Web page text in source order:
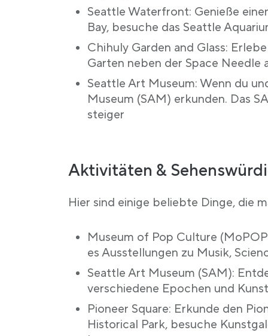
Seattle Waterfront: Genieße
Bay, besuche das Seattle
Chihuly Garden and Glass:
Garten neben der Space Needle
Seattle Art Museum: Wenn du
Museum (SAM) erkunden. Das
steiger
Aktivitäten &
Hier sind einige beliebte Dinge, die
Museum of Pop Culture
es Ausstellungen zu Musik,
Seattle Art Museum (SAM):
verschiedene Epochen und
Pioneer Square: Erkunde den
Historical Park, besuche